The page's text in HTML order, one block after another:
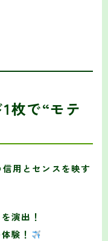
枚で“モテ
信用とセンスを映す
演出！
験！